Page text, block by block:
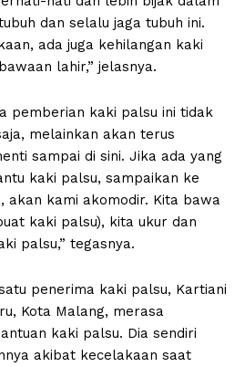
dan selalu jaga tubuh ini.
ada juga kehilangan kaki
lahir,” jelasnya.
pemberian kaki palsu ini tidak
melainkan akan terus
sampai di sini. Jika ada yang
kaki palsu, sampaikan ke
akan kami akomodir. Kita bawa
kaki palsu), kita ukur dan
palsu,” tegasnya.
penerima kaki palsu, Kartiani
Kota Malang, merasa
kaki palsu. Dia sendiri
akibat kecelakaan saat